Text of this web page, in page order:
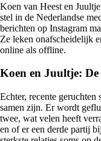
Koen van Heest en
stel in de Nederlandse
berichten op Instagram
Ze leken onafscheidelijk
online als offline.
Koen en Juultje:
Echter, recente
samen zijn. Er wordt
twee, wat velen heeft
en of er een derde partij